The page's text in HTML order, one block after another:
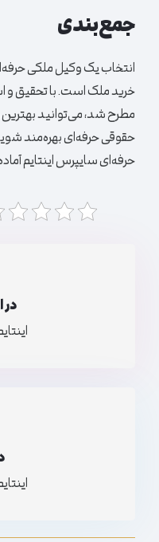
جمع‌بندی
انتخاب یک وکیل ملکی
خرید ملک است. با تحقیق و
مطرح شد، می‌توانید بهترین
حقوقی حرفه‌ای بهره‌مند
حرفه‌ای سایپرس اینتایم
در